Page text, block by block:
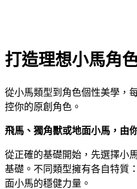
打造理想小馬角
從小馬類型到角色個性美學，
控你的原創角色。
飛馬、獨角獸或地面小馬，由
從正確的基礎開始，先選擇小
基礎。不同類型擁有各自特質
面小馬的穩健力量。